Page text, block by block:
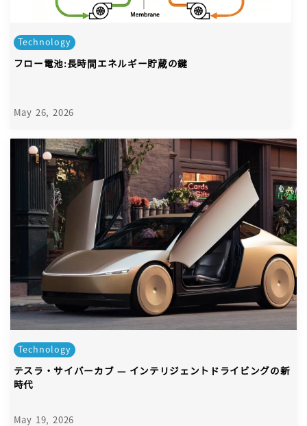
Technology
フロー電池:長時間エネルギー貯蔵の鍵
May 26, 2026
Technology
テスラ・サイバーカブ — インテリジェントドライビングの新
時代
May 19, 2026